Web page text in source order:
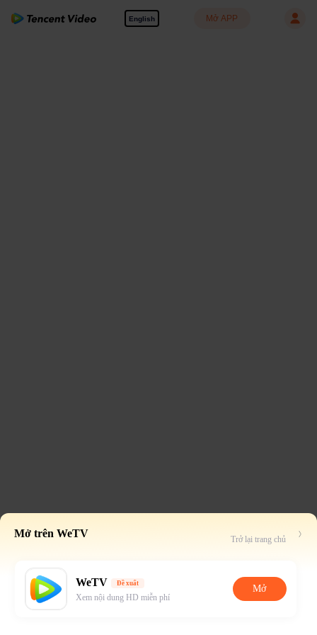
English Mở APP
Mở trên WeTV Trở lại trang chủ
WeTV Đề xuất
Xem nội dung HD miễn phí
Mở